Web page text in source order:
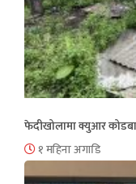
फेदीखोलामा क्युआर
१ महिना अगाडि